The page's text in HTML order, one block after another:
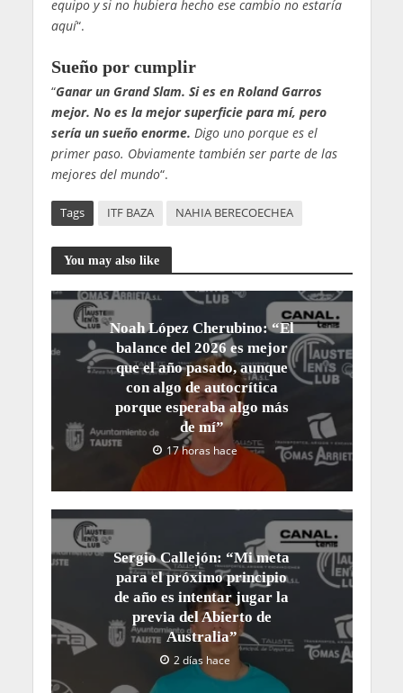
equipo y si no hubiera hecho ese cambio no estaría
aquí“.
Sueño por cumplir
“Ganar un Grand Slam. Si es en Roland Garros
mejor. No es la mejor superficie para mí, pero
sería un sueño enorme. Digo uno porque es el
primer paso. Obviamente también ser parte de las
mejores del mundo“.
Tags ITF BAZA NAHIA BERECOECHEA
You may also like
Noah López Cherubino: “El
balance del 2026 es mejor
que el año pasado, aunque
con algo de autocrítica
porque esperaba algo más
de mí”
17 horas hace
Sergio Callejón: “Mi meta
para el próximo principio
de año es intentar jugar la
previa del Abierto de
Australia”
2 días hace